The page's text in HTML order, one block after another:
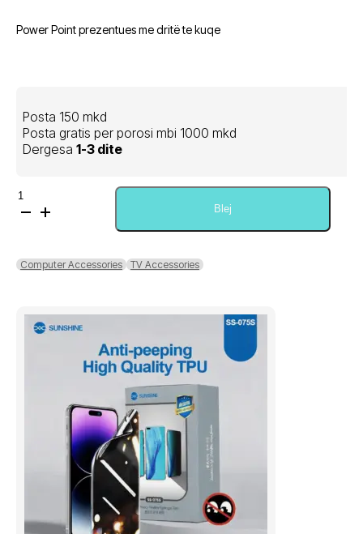
Power Point prezentues me dritë te kuqe
Posta 150 mkd
Posta gratis per porosi mbi 1000 mkd
Dergesa 1-3 dite
Sasi
Red
Wireless
Presenter
Blej
Computer Accessories TV Accessories